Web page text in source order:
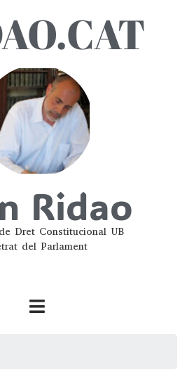
Ridao
Dret Constitucional UB
del Parlament